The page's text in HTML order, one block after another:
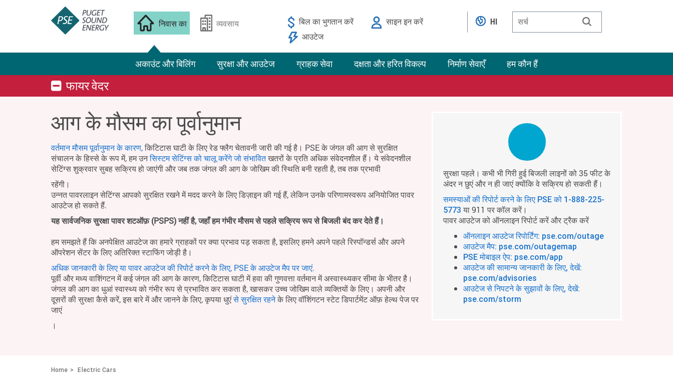
निवास का
अकाउंट और बिलिंग सुरक्षा और आउटेज ग्राहक सेवा दक्षता और हरित विकल्प निर्माण सेवाएँ हम कौन हैं
व्यवसाय बिल का भुगतान करें
साइन इन करें
आउटेज
HI
फायर वेदर
आग के मौसम का पूर्वानुमान
वर्तमान मौसम पूर्वानुमान के कारण,किटिटास घाटी के लिए रेड फ्लैग चेतावनी जारी की गई है। PSE के जंगल की आग से सुरक्षित
संचालन के हिस्से के रूप में, हम उनसिस्टम सेटिंग्स को चालू करेंगे जो संभावितखतरों के प्रति अधिक संवेदनशील हैं। ये संवेदनशील
सेटिंग्स शुक्रवार सुबह सक्रिय हो जाएंगी और जब तक जंगल की आग के जोखिम की स्थिति बनी रहती है, तब तक प्रभावी
रहेंगी।
उन्नत पावरलाइन सेटिंग्स आपको सुरक्षित रखने में मदद करने के लिए डिज़ाइन की गई हैं, लेकिन उनके परिणामस्वरूप अनियोजित पावर
आउटेज हो सकते हैं.
यह सार्वजनिक सुरक्षा पावर शटऑफ़ (PSPS) नहीं है, जहाँ हम गंभीर मौसम से पहले सक्रिय रूप से बिजली बंद कर देते हैं।
हम समझते हैं कि अनपेक्षित आउटेज का हमारे ग्राहकों पर क्या प्रभाव पड़ सकता है, इसलिए हमने अपने पहले रिस्पॉन्डर्स और अपने
ऑपरेशन सेंटर के लिए अतिरिक्त स्टाफिंग जोड़ी है।
अधिक जानकारी के लिए या पावर आउटेज की रिपोर्ट करने के लिए, PSE के आउटेज मैप पर जाएं.
पूर्वी और मध्य वाशिंगटन में कई जंगल की आग के कारण, किटिटास घाटी में हवा की गुणवत्ता वर्तमान में अस्वास्थ्यकर सीमा के भीतर है।
जंगल की आग का धुआं स्वास्थ्य को गंभीर रूप से प्रभावित कर सकता है, खासकर उच्च जोखिम वाले व्यक्तियों के लिए। अपनी और
दूसरों की सुरक्षा कैसे करें, इस बारे में और जानने के लिए, कृपया धुएंसे सुरक्षित रहनेके लिए वॉशिंगटन स्टेट डिपार्टमेंट ऑफ़ हेल्थ पेज पर
जाएं
।
सुरक्षा पहले। कभी भी गिरी हुई बिजली लाइनों को 35 फीट के
अंदर न छुएं और न ही जाएं क्योंकि वे सक्रिय हो सकती हैं।
समस्याओं की रिपोर्ट करने के लिए PSE को 1-888-225-
5773 या 911 पर कॉल करें।
पावर आउटेज को ऑनलाइन रिपोर्ट करें और ट्रैक करें
ऑनलाइन आउटेज रिपोर्टिंग: pse.com/outage
आउटेज मैप: pse.com/outagemap
PSE मोबाइल ऐप: pse.com/app
आउटेज की सामान्य जानकारी के लिए, देखें:
pse.com/advisories
आउटेज से निपटने के सुझावों के लिए, देखें:
pse.com/storm
Home Electric Cars